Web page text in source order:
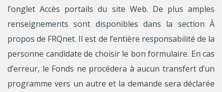
l’onglet Accès portails du site Web. De plus amples
renseignements sont disponibles dans la section À
propos de FRQnet. Il est de l’entière responsabilité de la
personne candidate de choisir le bon formulaire. En cas
d’erreur, le Fonds ne procédera à aucun transfert d’un
programme vers un autre et la demande sera déclarée